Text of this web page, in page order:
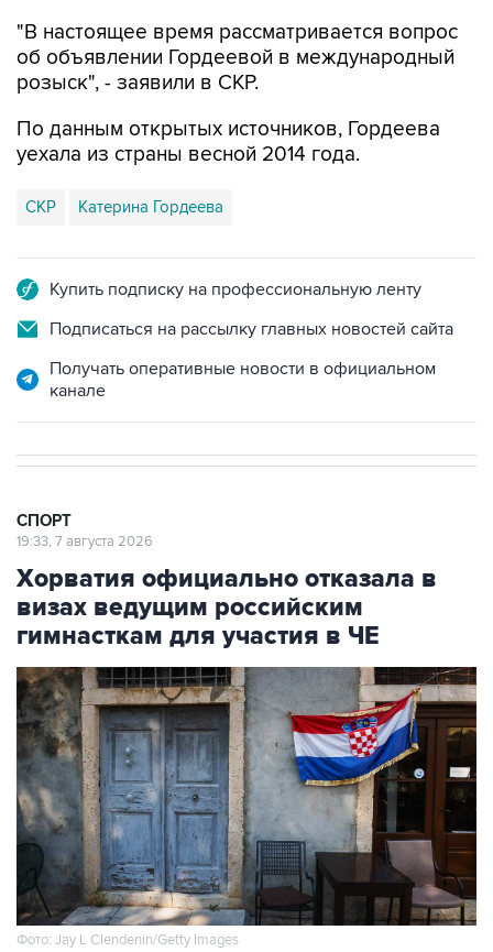
"В настоящее время рассматривается вопрос
об объявлении Гордеевой в международный
розыск", - заявили в СКР.
По данным открытых источников, Гордеева
уехала из страны весной 2014 года.
СКР Катерина Гордеева
Купить подписку на профессиональную ленту
Подписаться на рассылку главных новостей сайта
Получать оперативные новости в официальном
канале
СПОРТ
19:33, 7 августа 2026
Хорватия официально отказала в
визах ведущим российским
гимнасткам для участия в ЧЕ
Фото: Jay L Clendenin/Getty Images